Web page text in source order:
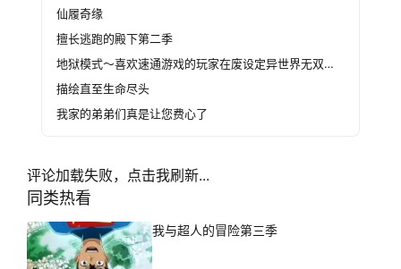
仙履奇缘
擅长逃跑的殿下第二季
地狱模式～喜欢速通游戏的玩家在废设定异世界无双～第二季
描绘直至生命尽头
我家的弟弟们真是让您费心了
评论加载失败，点击我刷新...
同类热看
我与超人的冒险第三季